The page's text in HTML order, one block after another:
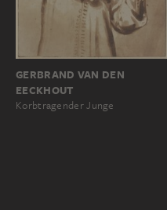
GERBRAND VAN DEN
EECKHOUT
Korbtragender Junge